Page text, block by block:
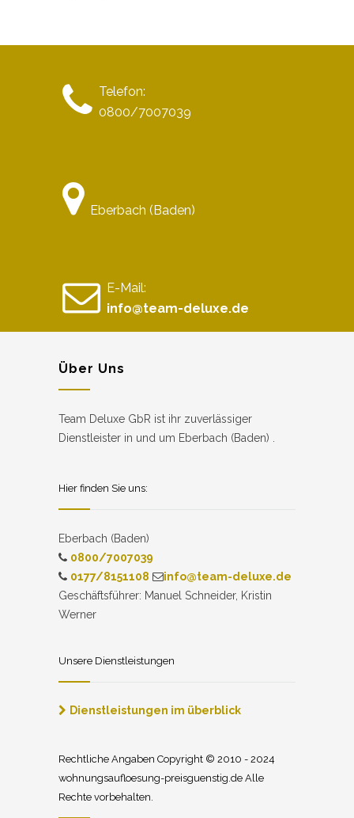
Telefon:
0800/7007039
Eberbach (Baden)
E-Mail:
info@team-deluxe.de
Über Uns
Team Deluxe GbR ist ihr zuverlässiger
Dienstleister in und um Eberbach (Baden) .
Hier finden Sie uns:
Eberbach (Baden)
0800/7007039
0177/8151108
info@team-deluxe.de
Geschäftsführer: Manuel Schneider, Kristin
Werner
Unsere Dienstleistungen
Dienstleistungen im überblick
Rechtliche Angaben Copyright © 2010 - 2024
wohnungsaufloesung-preisguenstig.de Alle
Rechte vorbehalten.